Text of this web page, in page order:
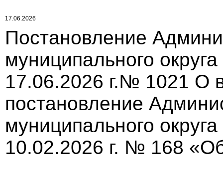
17.06.2026
Постановление
муниципального
17.06.2026 г.№ 1021 О
постановление
муниципального
10.02.2026 г. № 168